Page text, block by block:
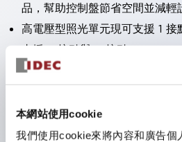
本網站使用cookie
我們使用cookie來將內容和廣告個
品，幫助控制盤節省空間並減輕
高電壓型照光單元現可支援 1
支援 2 接點與 4 接點）。
採用一體成型端子蓋，具備極高
防護結構可防止水或油從面板前
鈕開關為 IP40）。